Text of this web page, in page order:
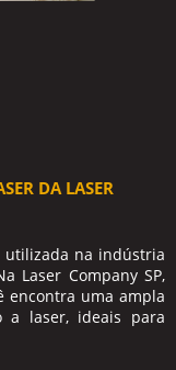
DA LASER
utilizada na indústria
Laser Company SP,
encontra uma ampla
a laser, ideais para